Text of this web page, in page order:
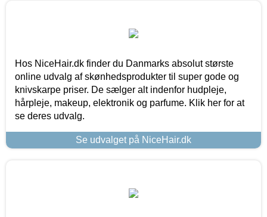
Hos NiceHair.dk finder du Danmarks absolut største
online udvalg af skønhedsprodukter til super gode og
knivskarpe priser. De sælger alt indenfor hudpleje,
hårpleje, makeup, elektronik og parfume. Klik her for at
se deres udvalg.
Se udvalget på NiceHair.dk